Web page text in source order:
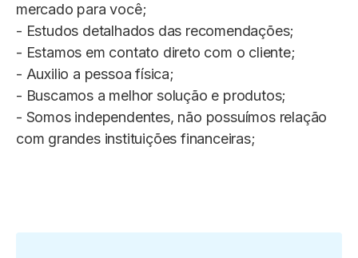
mercado para você;
- Estudos detalhados das recomendações;
- Estamos em contato direto com o cliente;
- Auxilio a pessoa física;
- Buscamos a melhor solução e produtos;
- Somos independentes, não possuímos relação
com grandes instituições financeiras;